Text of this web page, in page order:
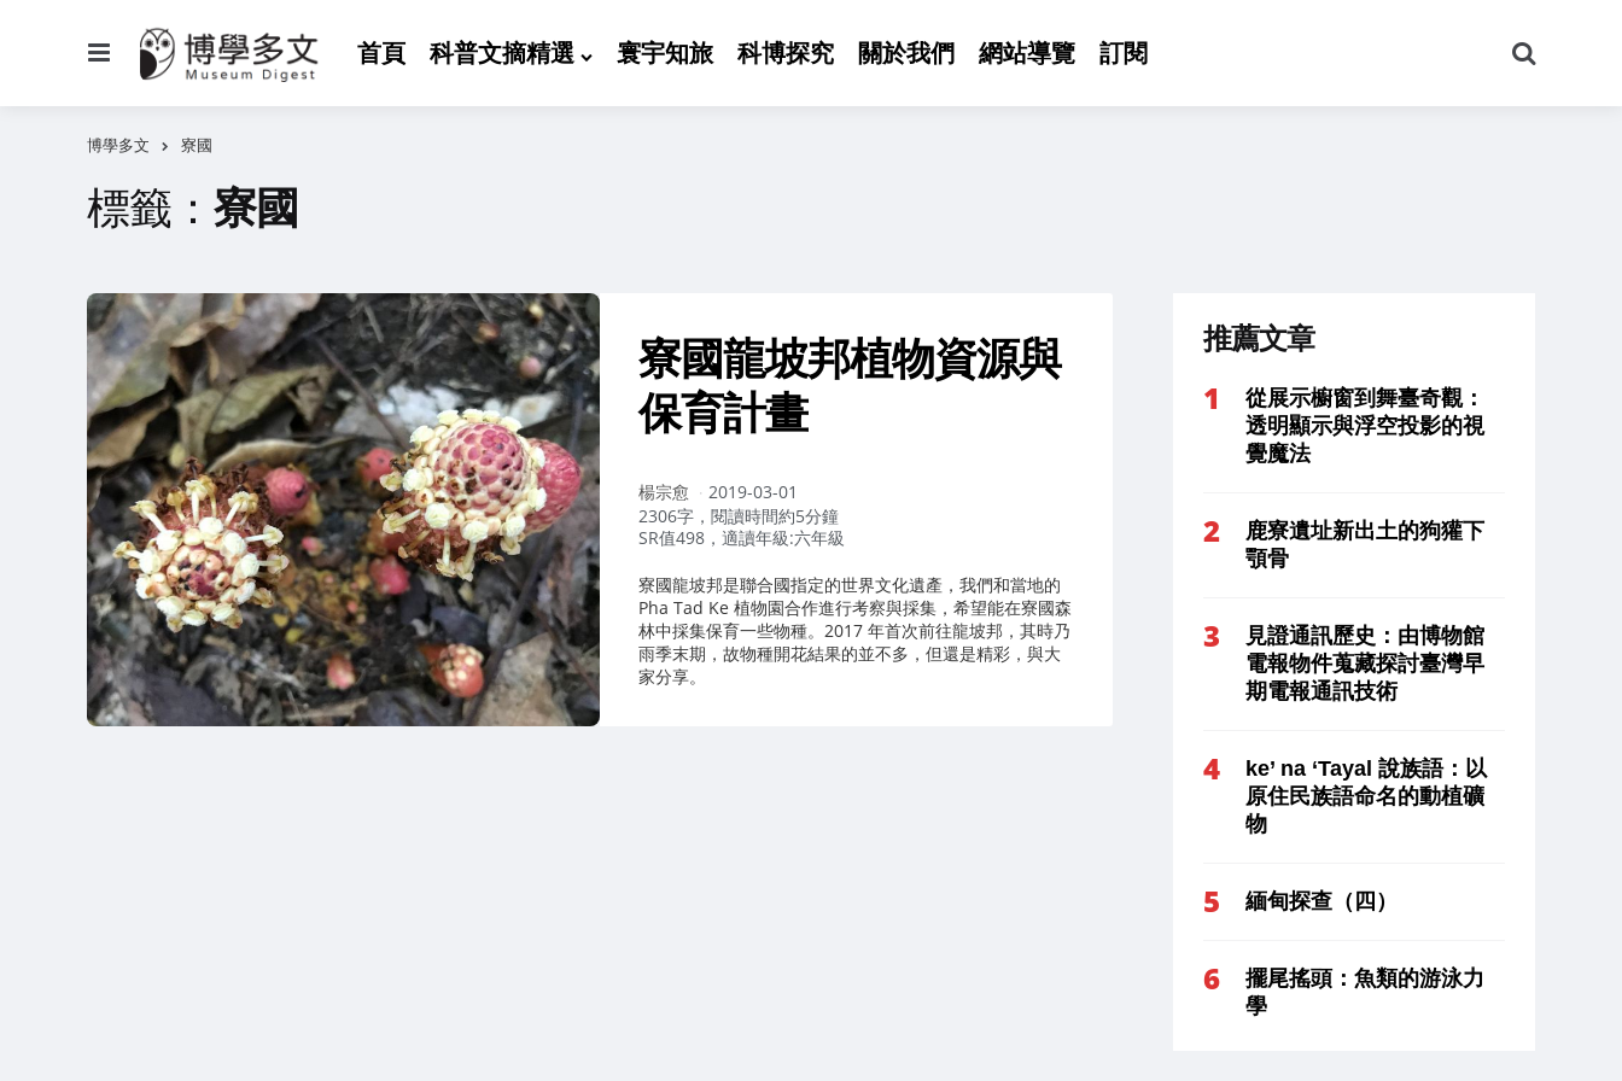
首頁 科普文摘精選 寰宇知旅 科博探究 關於我們 網站導覽 訂閱
尋
博學多文 寮國
標籤： 寮國
寮國龍坡邦植物資源與
保育計畫
作
者：
楊宗愈
2019-03-01
2306字，閱讀時間約5分鐘
SR值498，適讀年級:六年級
寮國龍坡邦是聯合國指定的世界文化遺產，我們和當地的
Pha Tad Ke 植物園合作進行考察與採集，希望能在寮國森
林中採集保育一些物種。2017 年首次前往龍坡邦，其時乃
雨季末期，故物種開花結果的並不多，但還是精彩，與大
家分享。
推薦文章
從展示櫥窗到舞臺奇觀：
透明顯示與浮空投影的視
覺魔法
鹿寮遺址新出土的狗獾下
顎骨
見證通訊歷史：由博物館
電報物件蒐藏探討臺灣早
期電報通訊技術
ke’ na ‘Tayal 說族語：以
原住民族語命名的動植礦
物
緬甸探查（四）
擺尾搖頭：魚類的游泳力
學